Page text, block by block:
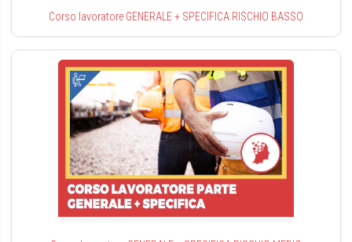
Corso lavoratore GENERALE + SPECIFICA RISCHIO BASSO